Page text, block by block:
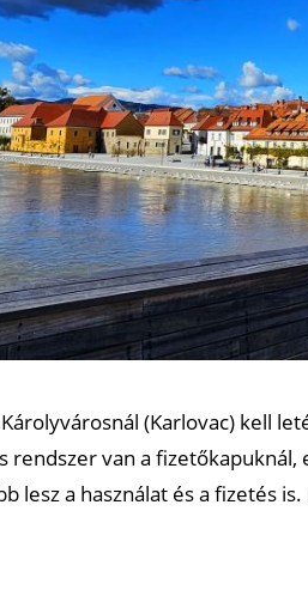
(Karlovac) kell
rendszer van a
lesz a használat és a fizetés